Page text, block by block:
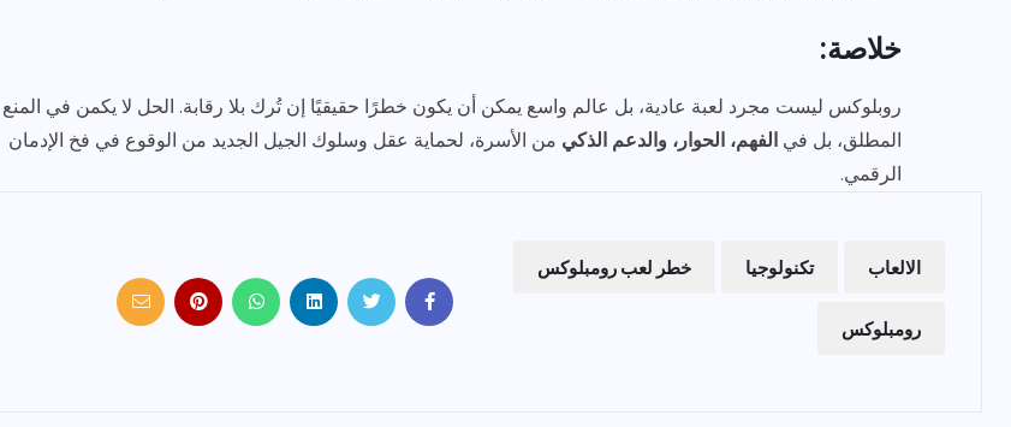
خلاصة:
روبلوكس ليست مجرد لعبة عادية، بل عالم واسع يمكن أن يكون خطرًا حقيقيًا إن تُرك بلا رقابة. الحل لا يكمن في المنع
المطلق، بل في الفهم، الحوار، والدعم الذكي من الأسرة، لحماية عقل وسلوك الجيل الجديد من الوقوع في فخ الإدمان
الرقمي.
الالعاب تكنولوجيا خطر لعب رومبلوكس
رومبلوكس